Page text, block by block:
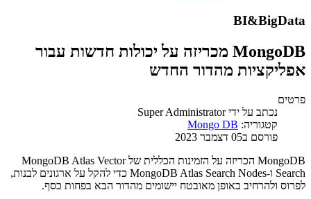
BI&BigData
MongoDB מכריזה על יכולות חדשות עבור
אפליקציות מהדור החדש
פרטים
נכתב על ידיSuper Administrator
קטגוריה: Mongo DB
פורסם ב05 דצמבר 2023
MongoDB הכריזה על הזמינות הכללית של MongoDB Atlas Vector
Search ו-MongoDB Atlas Search Nodes כדי להקל על ארגונים לבנות,
לפרוס ולהרחיב באופן מאובטח יישומים מהדור הבא בפחות כסף.